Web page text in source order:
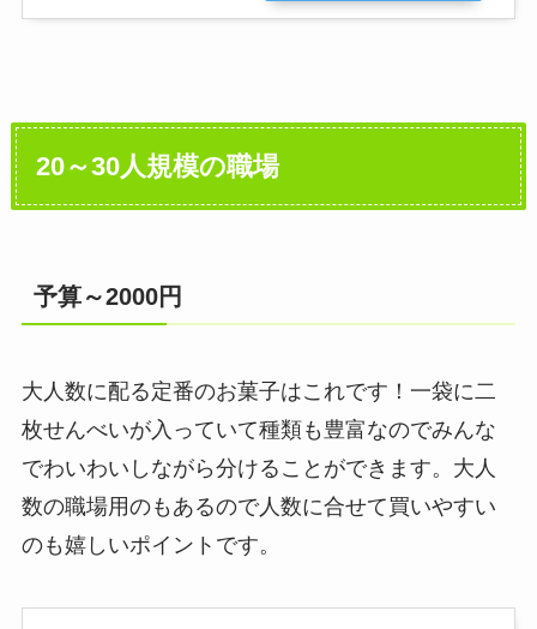
20～30人規模の職場
予算～2000円
大人数に配る定番のお菓子はこれです！一袋に二
枚せんべいが入っていて種類も豊富なのでみんな
でわいわいしながら分けることができます。大人
数の職場用のもあるので人数に合せて買いやすい
のも嬉しいポイントです。